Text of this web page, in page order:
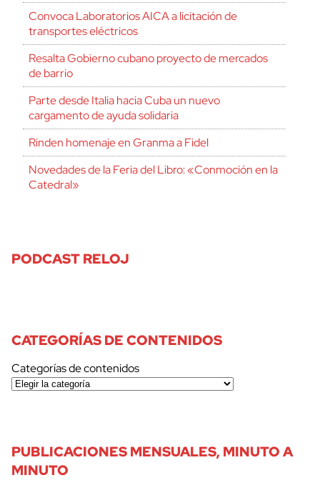
Convoca Laboratorios AICA a licitación de
transportes eléctricos
Resalta Gobierno cubano proyecto de mercados
de barrio
Parte desde Italia hacia Cuba un nuevo
cargamento de ayuda solidaria
Rinden homenaje en Granma a Fidel
Novedades de la Feria del Libro: «Conmoción en la
Catedral»
PODCAST RELOJ
CATEGORÍAS DE CONTENIDOS
Categorías de contenidos
PUBLICACIONES MENSUALES, MINUTO A
MINUTO